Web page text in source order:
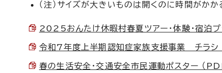
（注）サイズが大きいものは開くのに時間がかか
2025おんたけ休暇村春夏ツアー・体験・宿泊
令和7年度上半期認知症家族支援事業 チラ
春の生活安全・交通安全市民運動ポスター （